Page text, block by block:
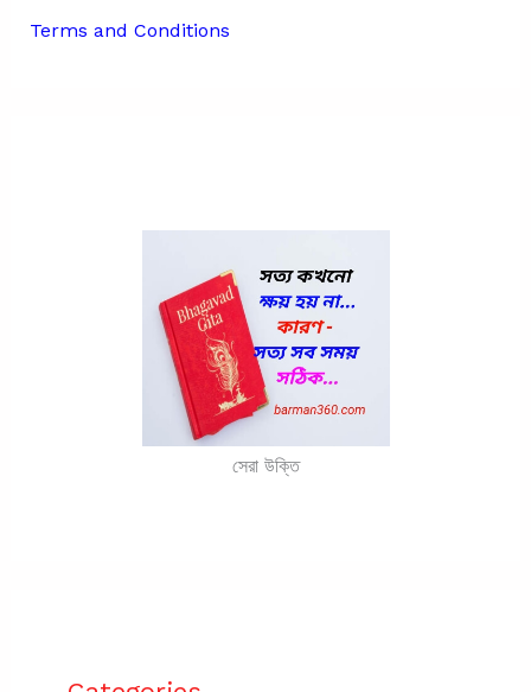
Terms and Conditions
সেরা উক্তি